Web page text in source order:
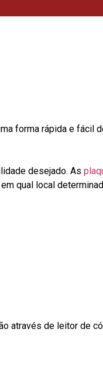
forma rápida e fácil
desejado. As
qual local
através de leitor de